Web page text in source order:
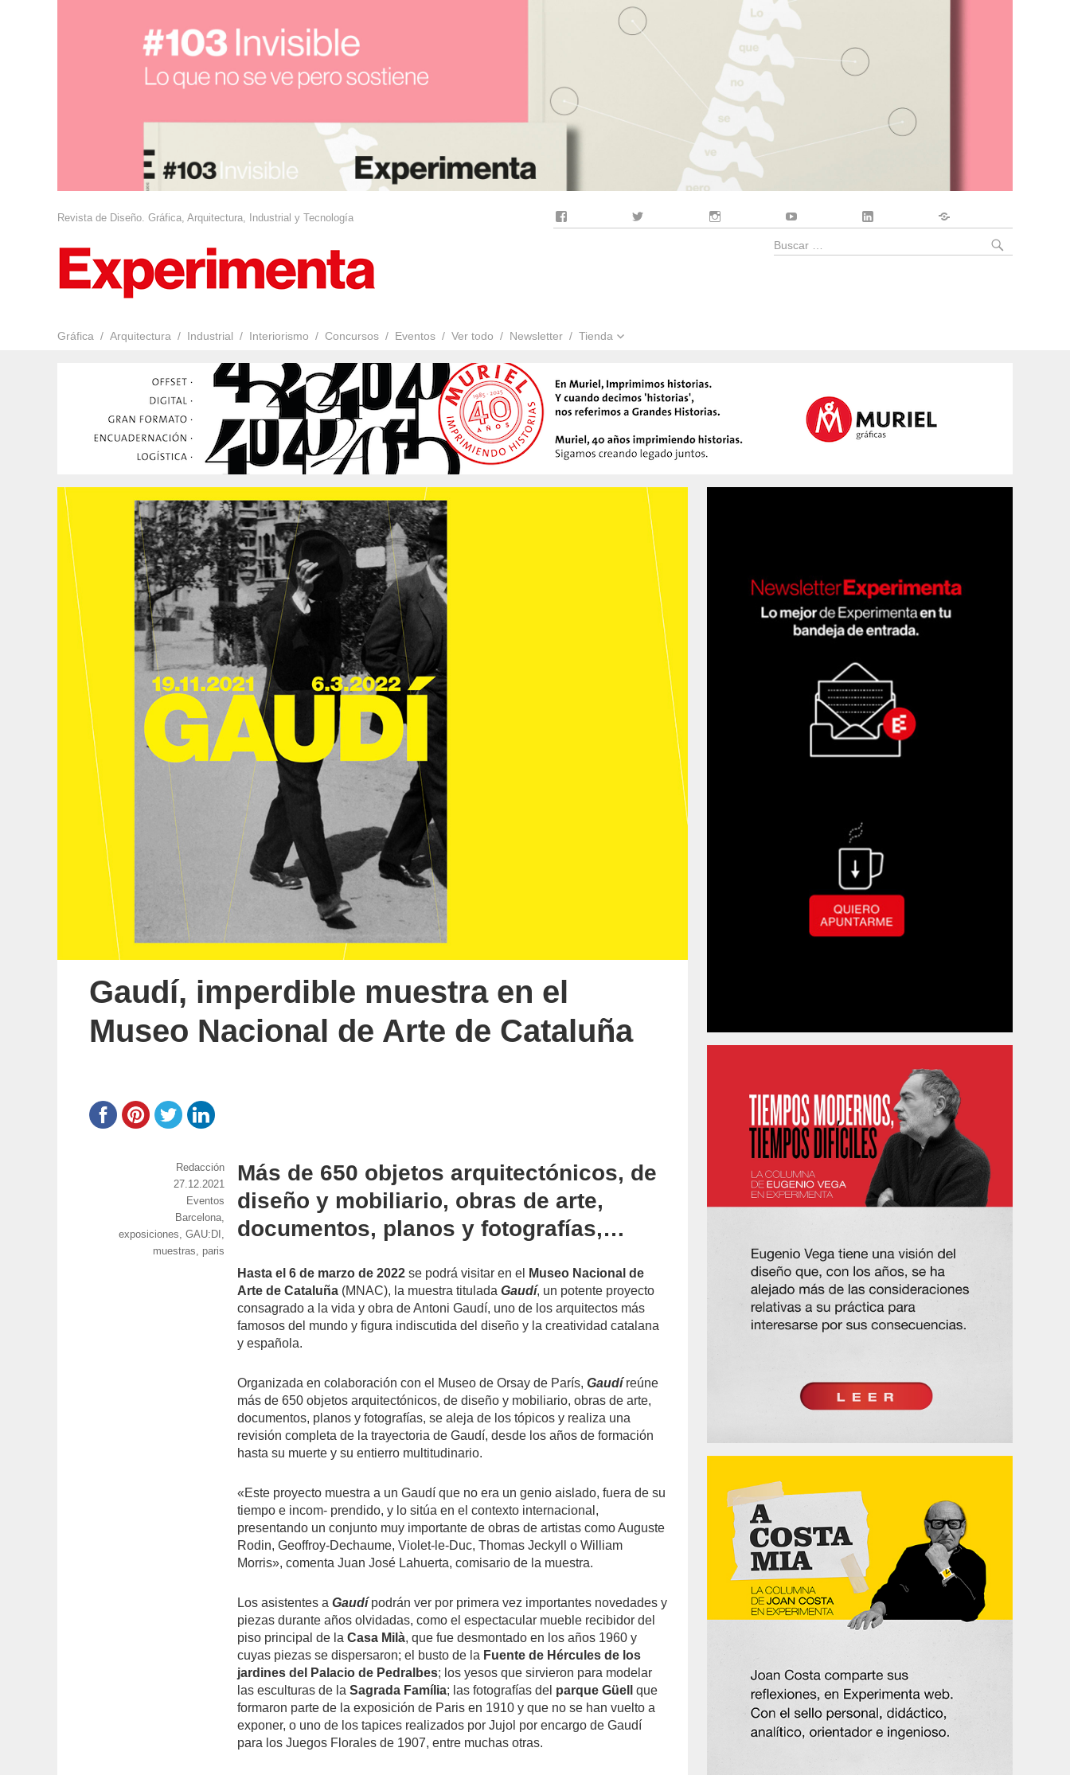
Revista de Diseño. Gráfica, Arquitectura, Industrial y Tecnología
Gráfica Arquitectura Industrial Interiorismo Concursos Eventos Ver todo Newsletter Tienda
Buscar
Gaudí, imperdible muestra en el
Museo Nacional de Arte de Cataluña
Más de 650 objetos arquitectónicos, de
diseño y mobiliario, obras de arte,
documentos, planos y fotografías,…
Hasta el 6 de marzo de 2022 se podrá visitar en el
Museo Nacional de
Arte de Cataluña (MNAC), la muestra tituladaGaudí, un potente proyecto
consagrado a la vida y obra de Antoni Gaudí, uno de los arquitectos más
famosos del mundo y figura indiscutida del diseño y la creatividad catalana
y española.
Organizada en colaboración con el Museo de Orsay de París,Gaudí reúne
más de 650 objetos arquitectónicos, de diseño y mobiliario, obras de arte,
documentos, planos y fotografías, se aleja de los tópicos y realiza una
revisión completa de la trayectoria de Gaudí, desde los años de formación
hasta su muerte y su entierro multitudinario.
«Este proyecto muestra a un Gaudí que no era un genio aislado, fuera de su
tiempo e incom- prendido, y lo sitúa en el contexto internacional,
presentando un conjunto muy importante de obras de artistas como Auguste
Rodin, Geoffroy-Dechaume, Violet-le-Duc, Thomas Jeckyll o William
Morris», comenta Juan José Lahuerta, comisario de la muestra.
Los asistentes aGaudípodrán ver por primera vez importantes novedades y
piezas durante años olvidadas, como el espectacular mueble recibidor del
piso principal de laCasa Milà, que fue desmontado en los años 1960 y
cuyas piezas se dispersaron; el busto de la Fuente de Hércules de los
jardines del Palacio de Pedralbes; los yesos que sirvieron para modelar
las esculturas de laSagrada Família; las fotografías del parque Güell
que
formaron parte de la exposición de Paris en 1910 y que no se han vuelto a
exponer, o uno de los tapices realizados por Jujol por encargo de Gaudí
para los Juegos Florales de 1907, entre muchas otras.
https://www.experimenta.es/author/redaccion/
Redacción
Publicado
27.12.2021
Categorías
Eventos
Etiquetas
Barcelona,
exposiciones,GAU:DI ,
muestras, paris